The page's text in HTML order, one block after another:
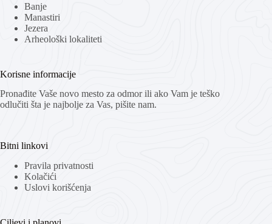
Banje
Manastiri
Jezera
Arheološki lokaliteti
Korisne informacije
Pronađite Vaše novo mesto za odmor ili ako Vam je teško
odlučiti šta je najbolje za Vas, pišite nam.
Bitni linkovi
Pravila privatnosti
Kolačići
Uslovi korišćenja